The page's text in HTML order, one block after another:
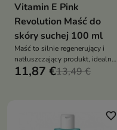
Vitamin E Pink
Revolution Maść do
skóry suchej 100 ml
Maść to silnie regenerujący i
natłuszczający produkt, idealny
do codziennej pielęgnacji
11,87 €13,49 €
favorite_border